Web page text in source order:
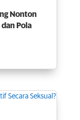
Nonton
Pola